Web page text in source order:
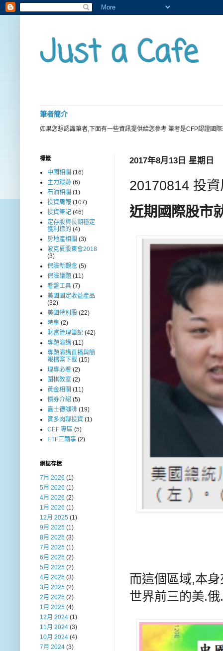
Just a Cafe
筆者簡介
如果您想認識筆者,下面有一些資訊提供給您參考 筆者是CFP認證國
2017年8月13日 星期日
20170814 投
近期國際股市
而這個區域,本
世界前三的美.
標籤
中國相關 (16)
主力蹤跡 (6)
石油相關 (1)
投資周報 (107)
投資筆記 (46)
定存股與長期穩定
獲利標的 (4)
房地產相關 (3)
波克夏股東會2018
(3)
保險新觀念 (5)
保險議題 (11)
看盤工具 (7)
美國固定收益產品
(32)
美國特別股 (22)
時事 (2)
財富管理筆記 (42)
專題演講 (11)
專題演講直播與簡
報檔案下載 (15)
理專必看 (2)
圍棋教室 (2)
黃金相關 (11)
債券介紹 (5)
嘉士德咖啡 (19)
賞多肉聊投資 (1)
CEF 專區 (5)
ETF三兩事 (2)
網誌存檔
7月 2026 (1)
5月 2026 (1)
4月 2026 (2)
1月 2026 (1)
12月 2025 (1)
9月 2025 (1)
8月 2025 (3)
7月 2025 (1)
6月 2025 (2)
5月 2025 (2)
4月 2025 (3)
3月 2025 (2)
2月 2025 (2)
1月 2025 (4)
12月 2024 (1)
11月 2024 (3)
10月 2024 (4)
7月 2024 (3)